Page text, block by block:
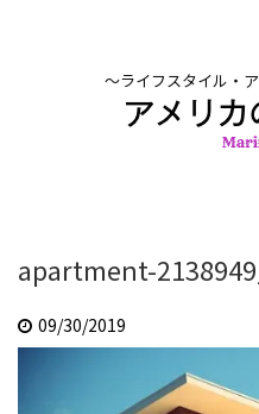
〜ライフスタイル・
apartment-
09/30/2019